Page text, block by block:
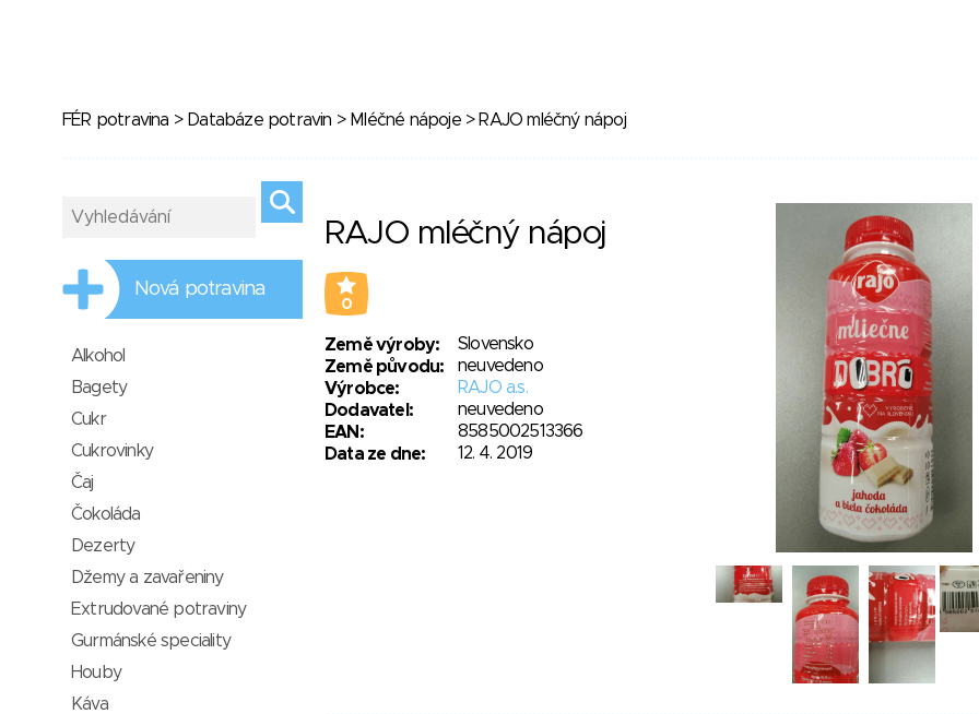
FÉR potravina > Databáze potravin > Mléčné nápoje> RAJO mléčný nápoj
RAJO mléčný nápoj
0
Země výroby:
Slovensko
Země původu:
neuvedeno
Výrobce:
RAJO a.s.
Dodavatel:
neuvedeno
EAN:
8585002513366
Data ze dne:
12. 4. 2019
Nová potravina
Alkohol
Bagety
Cukr
Cukrovinky
Čaj
Čokoláda
Dezerty
Džemy a zavařeniny
Extrudované potraviny
Gurmánské speciality
Houby
Káva